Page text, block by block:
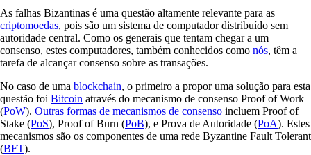
As falhas Bizantinas é uma questão altamente relevante para as
criptomoedas, pois são um sistema de computador distribuído sem
autoridade central. Como os generais que tentam chegar a um
consenso, estes computadores, também conhecidos como nós, têm a
tarefa de alcançar consenso sobre as transações.
No caso de uma blockchain, o primeiro a propor uma solução para esta
questão foi Bitcoin através do mecanismo de consenso Proof of Work
(PoW). Outras formas de mecanismos de consenso incluem Proof of
Stake (PoS), Proof of Burn (PoB), e Prova de Autoridade (PoA). Estes
mecanismos são os componentes de uma rede Byzantine Fault Tolerant
(BFT).